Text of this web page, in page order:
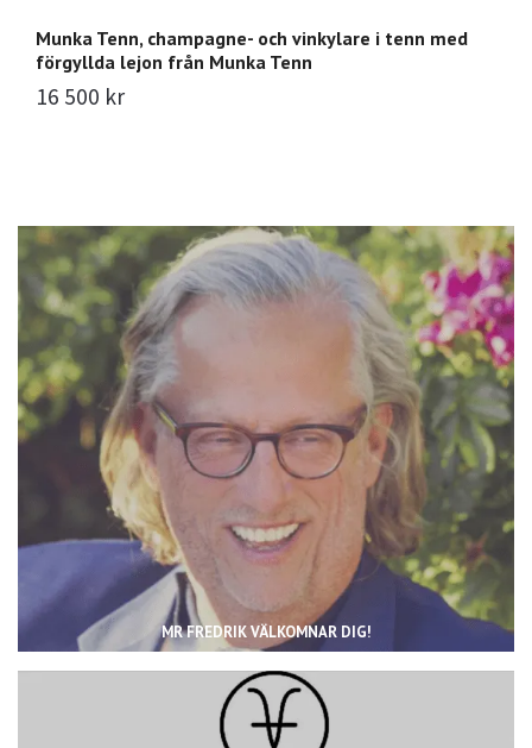
MR FREDRIK VÄLKOMNAR DIG!
Munka Tenn, champagne- och vinkylare i tenn med
förgyllda lejon från Munka Tenn
16 500 kr